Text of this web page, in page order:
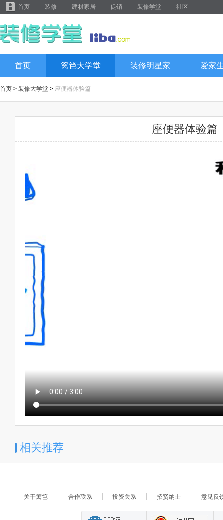
首页 装修 建材家居 促销 装修学堂 社区
首页 篱笆大学堂 装修明星家 爱家
首页 > 装修大学堂 > 座便器体验篇
座便器体验篇
相关推荐
关于篱笆 合作联系 投资关系 招贤纳士 意见反